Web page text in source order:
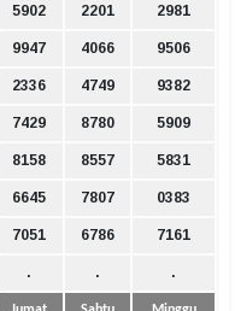
5902 2201 2981
9947 4066 9506
2336 4749 9382
7429 8780 5909
8158 8557 5831
6645 7807 0383
7051 6786 7161
. . .